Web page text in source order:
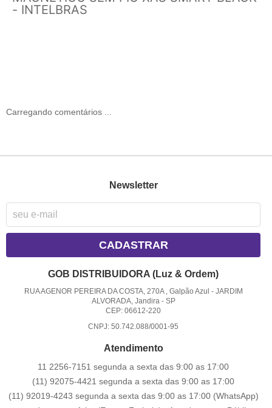
- INTELBRAS
Carregando comentários ...
Newsletter
CADASTRAR
GOB DISTRIBUIDORA (Luz & Ordem)
RUA AGENOR PEREIRA DA COSTA, 270A , Galpão Azul - JARDIM
ALVORADA, Jandira- SP
CEP: 06612-220
CNPJ: 50.742.088/0001-95
Atendimento
11 2256-7151 segunda a sexta das 9:00 as 17:00
(11) 92075-4421 segunda a sexta das 9:00 as 17:00
(11) 92019-4243 segunda a sexta das 9:00 as 17:00 (WhatsApp)